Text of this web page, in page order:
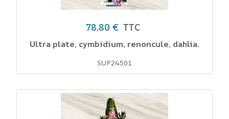
78,80 € TTC
Ultra plate, cymbidium, renoncule, dahlia.
SUP24501